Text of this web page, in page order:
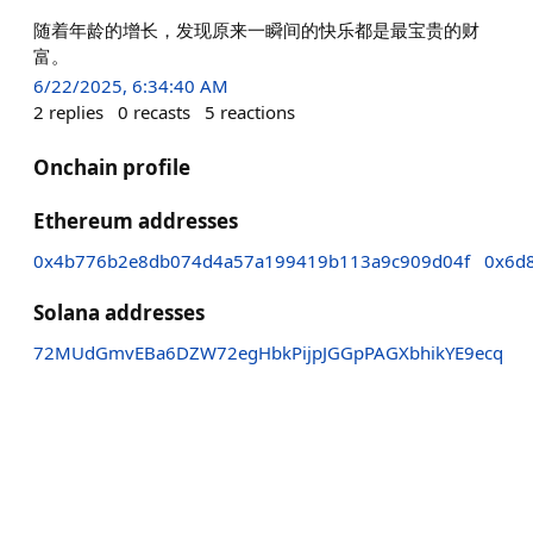
随着年龄的增长，发现原来一瞬间的快乐都是最宝贵的财
富。
6/22/2025, 6:34:40 AM
2 replies 0 recasts 5 reactions
Onchain profile
Ethereum addresses
0x4b776b2e8db074d4a57a199419b113a9c909d04f
Solana addresses
72MUdGmvEBa6DZW72egHbkPijpJGGpPAGXbhikYE9ecq